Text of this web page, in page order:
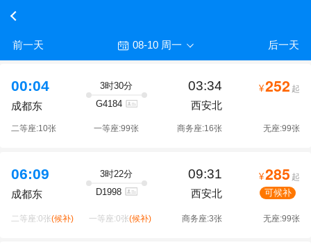
前一天 08-10 周一 后一天
00:04
成都东
3时30分
G4184
03:34
西安北
¥252 起
二等座:10张 一等座:99张 商务座:16张 无座:99张
06:09
成都东
3时22分
D1998
09:31
西安北
¥285 起
可候补
二等座:0张(候补) 一等座:0张(候补) 商务座:3张 无座:99张